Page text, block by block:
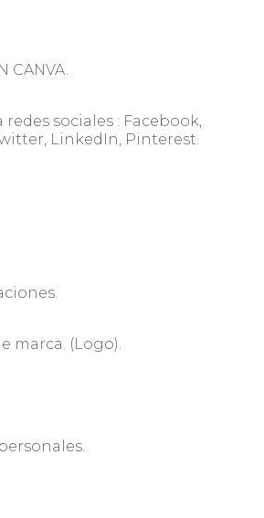
CANVA.
redes sociales : Facebook,
LinkedIn, Pinterest.
marca. (Logo).